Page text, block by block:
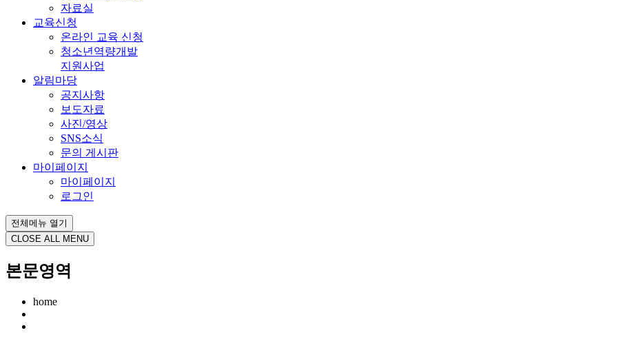
자료실
교육신청
온라인 교육 신청
청소년역량개발
지원사업
알림마당
공지사항
보도자료
사진/영상
SNS소식
문의 게시판
마이페이지
마이페이지
로그인
전체메뉴 열기
CLOSE ALL MENU
본문영역
home